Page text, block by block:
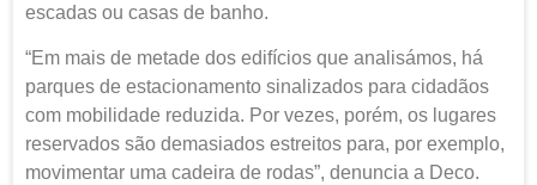
escadas ou casas de banho.
“Em mais de metade dos edifícios que analisámos, há
parques de estacionamento sinalizados para cidadãos
com mobilidade reduzida. Por vezes, porém, os lugares
reservados são demasiados estreitos para, por exemplo,
movimentar uma cadeira de rodas”, denuncia a Deco.